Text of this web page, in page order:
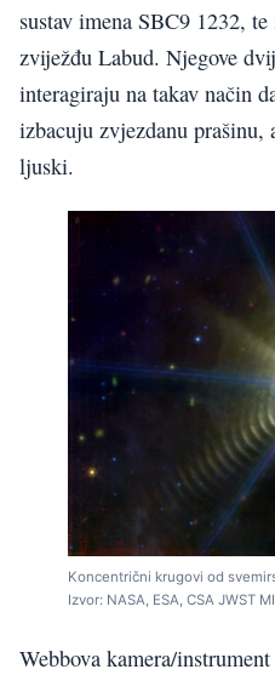
sustav imena SBC9 1232,
zviježđu Labud. Njegove
interagiraju na takav način
izbacuju zvjezdanu
ljuski.
Koncentrični krugovi od
Izvor: NASA, ESA, CSA JWST
Webbova kamera/